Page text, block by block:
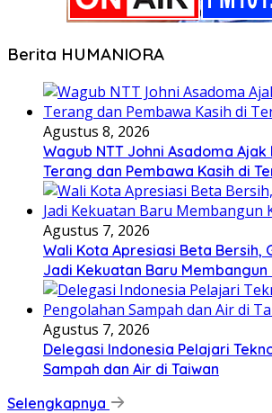
Berita HUMANIORA
Agustus 8, 2026
Wagub NTT Johni Asadoma Ajak
Terang dan Pembawa Kasih di
Agustus 7, 2026
Wali Kota Apresiasi Beta Bersih,
Jadi Kekuatan Baru Membangun
Agustus 7, 2026
Delegasi Indonesia Pelajari
Sampah dan Air di Taiwan
Selengkapnya